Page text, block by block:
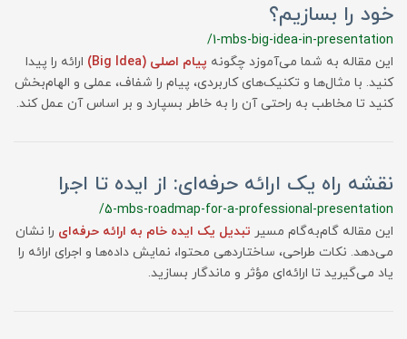
خود را بسازیم؟
/1-mbs-big-idea-in-presentation
این مقاله به شما می‌آموزد چگونه پیام اصلی (Big Idea)
ارائه را پیدا
کنید. با مثال‌ها و تکنیک‌های کاربردی، پیام را شفاف، عملی و الهام‌بخش
کنید تا مخاطب به راحتی آن را به خاطر بسپارد و بر اساس آن عمل کند.
نقشه راه یک ارائه حرفه‌ای: از ایده تا اجرا
/5-mbs-roadmap-for-a-professional-presentation
این مقاله گام‌به‌گام مسیر تبدیل یک ایده خام به ارائه حرفه‌ای را نشان
می‌دهد. نکات طراحی، ساختاردهی محتوا، نمایش داده‌ها و اجرای ارائه را
یاد می‌گیرید تا ارائه‌ای مؤثر و ماندگار بسازید.